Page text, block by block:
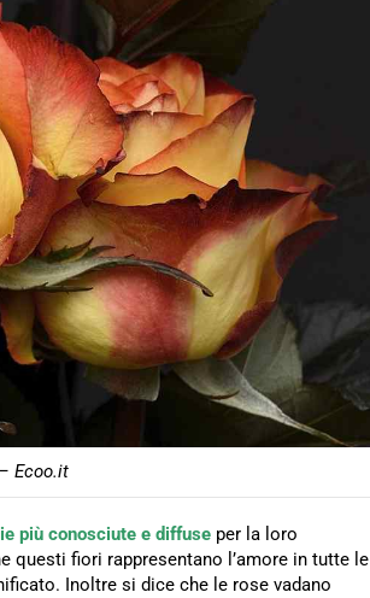
Ecoo.it
più conosciute e diffuse per la loro
questi fiori rappresentano l’amore in tutte le
Inoltre si dice che le rose vadano